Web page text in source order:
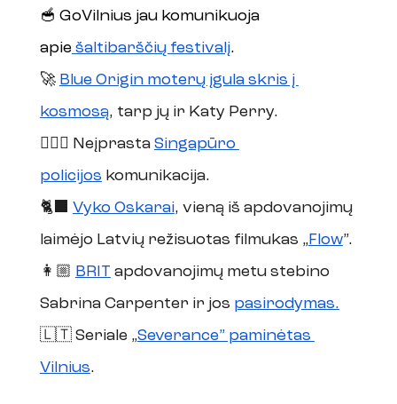
🥣 GoVilnius jau komunikuoja
apie šaltibarščių festivalį.
🚀 Blue Origin moterų įgula skris į
kosmosą, tarp jų ir Katy Perry.
👮🏼‍♀️ Neįprasta Singapūro
policijos komunikacija.
🐈‍⬛ Vyko Oskarai, vieną iš apdovanojimų
laimėjo Latvių režisuotas filmukas „Flow”.
👩🏼 BRIT apdovanojimų metu stebino
Sabrina Carpenter ir jos pasirodymas.
🇱🇹 Seriale „Severance” paminėtas
Vilnius.